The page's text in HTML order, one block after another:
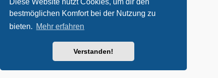
Diese Website nutzt Cookies, um dir den
bestmöglichen Komfort bei der Nutzung zu
bieten. Mehr erfahren
Verstanden!
metrolike style byEric SeguinUpdated for phpBB3.2 by
Powered byphpBB ® Forum Software © phpBB Limited
phpBB.de
Datenschutz